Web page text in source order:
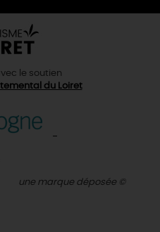
le soutien
du Loiret
une marque déposée ©